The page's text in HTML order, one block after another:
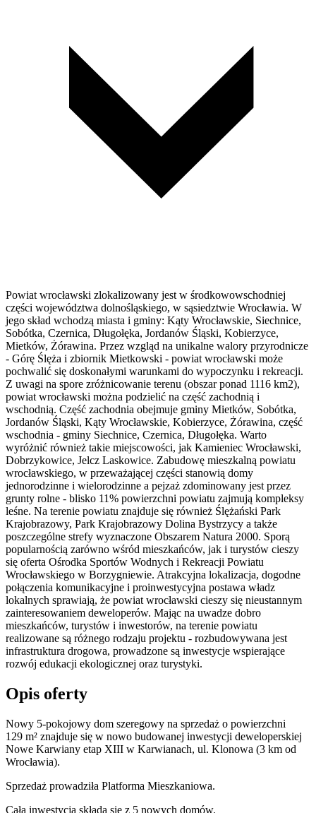
Powiat wrocławski zlokalizowany jest w środkowowschodniej
części województwa dolnośląskiego, w sąsiedztwie Wrocławia. W
jego skład wchodzą miasta i gminy: Kąty Wrocławskie, Siechnice,
Sobótka, Czernica, Długołęka, Jordanów Śląski, Kobierzyce,
Mietków, Żórawina. Przez wzgląd na unikalne walory przyrodnicze
- Górę Ślęża i zbiornik Mietkowski - powiat wrocławski może
pochwalić się doskonałymi warunkami do wypoczynku i rekreacji.
Z uwagi na spore zróżnicowanie terenu (obszar ponad 1116 km2),
powiat wrocławski można podzielić na część zachodnią i
wschodnią. Część zachodnia obejmuje gminy Mietków, Sobótka,
Jordanów Śląski, Kąty Wrocławskie, Kobierzyce, Żórawina, część
wschodnia - gminy Siechnice, Czernica, Długołęka. Warto
wyróżnić również takie miejscowości, jak Kamieniec Wrocławski,
Dobrzykowice, Jelcz Laskowice. Zabudowę mieszkalną powiatu
wrocławskiego, w przeważającej części stanowią domy
jednorodzinne i wielorodzinne a pejzaż zdominowany jest przez
grunty rolne - blisko 11% powierzchni powiatu zajmują kompleksy
leśne. Na terenie powiatu znajduje się również Ślężański Park
Krajobrazowy, Park Krajobrazowy Dolina Bystrzycy a także
poszczególne strefy wyznaczone Obszarem Natura 2000. Sporą
popularnością zarówno wśród mieszkańców, jak i turystów cieszy
się oferta Ośrodka Sportów Wodnych i Rekreacji Powiatu
Wrocławskiego w Borzygniewie. Atrakcyjna lokalizacja, dogodne
połączenia komunikacyjne i proinwestycyjna postawa władz
lokalnych sprawiają, że powiat wrocławski cieszy się nieustannym
zainteresowaniem deweloperów. Mając na uwadze dobro
mieszkańców, turystów i inwestorów, na terenie powiatu
realizowane są różnego rodzaju projektu - rozbudowywana jest
infrastruktura drogowa, prowadzone są inwestycje wspierające
rozwój edukacji ekologicznej oraz turystyki.
Opis oferty
Nowy 5-pokojowy dom szeregowy na sprzedaż o powierzchni
129 m² znajduje się w nowo budowanej inwestycji deweloperskiej
Nowe Karwiany etap XIII w Karwianach, ul. Klonowa (3 km od
Wrocławia).
Sprzedaż prowadziła Platforma Mieszkaniowa.
Cała inwestycja składa się z 5 nowych domów.